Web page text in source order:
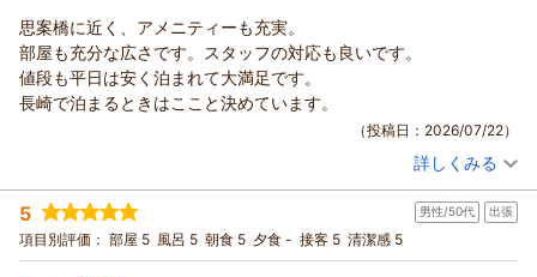
ねてまいります。
今回は五島へのご旅行の途中にお立ち寄りいただいたとのこ
と、数あるホテルの中から私どものホテルをお選びいただきあ
りがとうございました。
また長崎へお越しの際は、ぜひ私どものホテルをご利用いただ
お忙しいところご投稿いただきありがとうございました。
お客様のまたのお越しを心よりお待ち申し上げております。
フロント 山田
支配人
この度はリッチモンドホテル長崎思案橋をご利用いただきまし
て誠にありがとうございます。
私どものホテルの清潔感や館内の雰囲気についてお褒めのお言
葉をいただき、
大変嬉しく拝読いたしました。
私どものホテルは思案橋の繁華街に位置しており、
長崎の飲食店街にもアクセスしやすい立地となっております。
観光やお食事など、長崎でのご滞在をお楽しみいただけました
ら幸いです。
「長崎を訪れる際はまた利用したい」とのお言葉をいただき、
思案橋に近く、アメニティーも充実。
部屋も充分な広さです。スタッフの対応も良いです。
値段も平日は安く泊まれて大満足です。
長崎で泊まるときはここと決めています。
（投稿日：2026/07/22）
投稿者： こつめさん(女性/50代)
宿泊プラン： 【じゃらんスペシャルウィーク】【シンプルステイ】素泊まり
(6月)
ダブル 食事なし
宿泊価格帯： 3,001～4,000円(大人一人あたり/税込)
詳しくみる
5 男性/50代 出張
項目別評価： 部屋 5 風呂 5 朝食 5 夕食 - 接客 5 清潔感 5